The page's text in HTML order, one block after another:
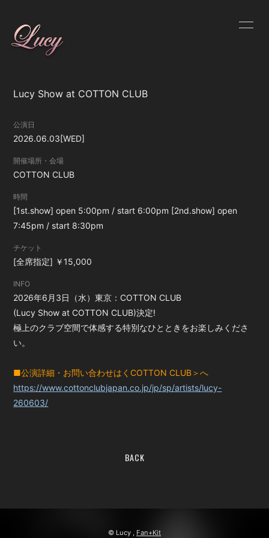
HOME
SCHEDULE
PROFILE
GOODS
Lucy Show at COTTON CLUB
公演日
2026.06.03[WED]
開催場所・会場
COTTON CLUB
時間
[1st.show] open 5:00pm / start 6:00pm [2nd.show] open
7:45pm / start 8:30pm
チケット
[全席指定] ￥15,000
INFO
2026年6月3日（水）東京：COTTON CLUB
(Lucy Show at COTTON CLUB)決定!
極上のクラブ空間で体感する特別なひとときをお楽しみくださ
い。
■公演詳細・お問い合わせはくCOTTON CLUB＞へ
https://www.cottonclubjapan.co.jp/jp/sp/artists/lucy-
260603/
BACK
© Lucy , Fan+Kit